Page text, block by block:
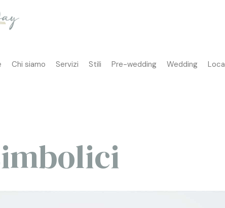
Chi siamo Servizi Stili Pre-wedding Wedding